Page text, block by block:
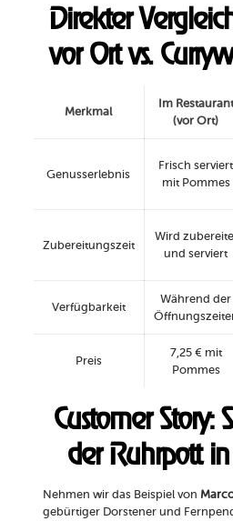
Direkter
vor Ort vs.
Merkmal
Im Restaurant
(vor Ort)
Genusserlebnis
Frisch serviert
mit Pommes
Zubereitungszeit
Wird
und serviert
Verfügbarkeit
Während der
Preis
7,25 € mit
Pommes
Customer Story:
der Ruhrpott
Nehmen wir das Beispiel von
gebürtiger Dorstener und